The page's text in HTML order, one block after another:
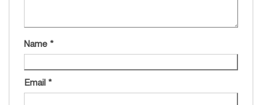
Name *
Email *